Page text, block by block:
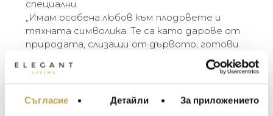
Съгласие Детайли За приложението
специални.
„Имам особена любов към плодовете и
тяхната символика. Те са като дарове от
природата, слизащи от дървото, готови
да ни подхранват. Узрелите им форми
вече напомнят за съдове. Ябълката по
плодородието, дори изкушението. За мен
МЕБЕЛИ ЗА ДОМА И